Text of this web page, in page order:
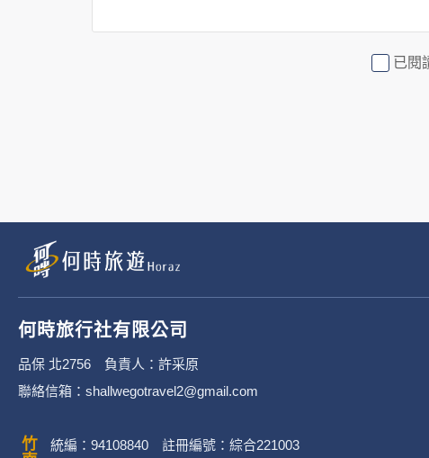
行社有限公司旗下網站上的廣告廠商
3. 您個人在何時旅行社有限公司旗下
二、個資蒐集處理利用
2. 蒐集目的：提供本公司相關服務、
3. 個人資料類別：
辨識個人者(包含但不限於中英
已閱
何時旅行社有限公司
品保 北2756 負責人：許采原
聯絡信箱：shallwegotravel2@gmail.com
統編：94108840 註冊編號：綜合221003